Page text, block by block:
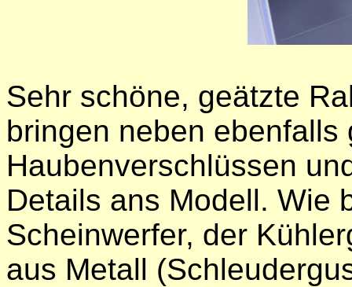
Sehr schöne, geätzte
bringen neben ebenfalls
Haubenverschlüssen
Details ans Modell. Wie
Scheinwerfer, der
aus Metall